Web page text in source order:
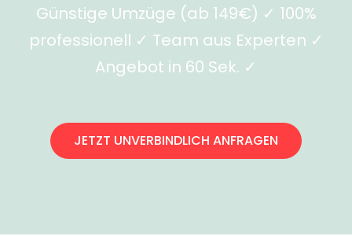
Günstige Umzüge (ab 149€) ✓ 100%
professionell ✓ Team aus Experten ✓
Angebot in 60 Sek. ✓
JETZT UNVERBINDLICH ANFRAGEN